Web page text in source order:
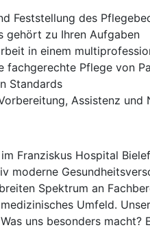
Feststellung des
gehört zu Ihren Aufgaben
in einem
fachgerechte Pflege von
Standards
Assistenz
Franziskus Hospital
moderne
Spektrum an
Umfeld.
uns besonders